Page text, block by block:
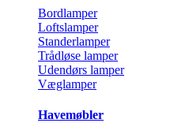
Bordlamper
Loftslamper
Standerlamper
Trådløse lamper
Udendørs lamper
Væglamper
Havemøbler